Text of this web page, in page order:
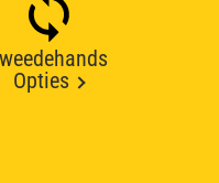
Opties